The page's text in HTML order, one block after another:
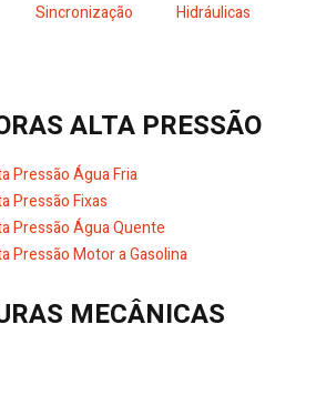
Sincronização
Hidráulicas
ALTA PRESSÃO
Pressão Água Fria
Pressão Fixas
Pressão Água Quente
Pressão Motor a Gasolina
MECÂNICAS